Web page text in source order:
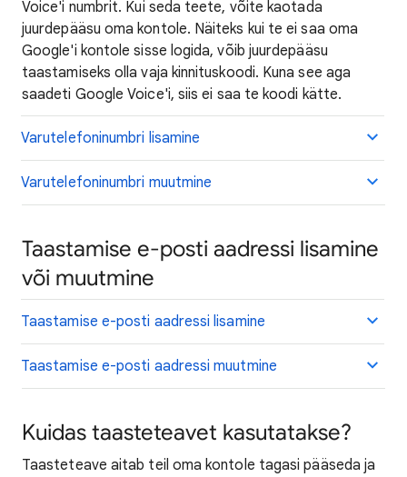
Voice'i numbrit. Kui seda teete, võite kaotada
juurdepääsu oma kontole. Näiteks kui te ei saa oma
Google'i kontole sisse logida, võib juurdepääsu
taastamiseks olla vaja kinnituskoodi. Kuna see aga
saadeti Google Voice'i, siis ei saa te koodi kätte.
Varutelefoninumbri lisamine
Varutelefoninumbri muutmine
Taastamise e-posti aadressi lisamine
või muutmine
Taastamise e-posti aadressi lisamine
Taastamise e-posti aadressi muutmine
Kuidas taasteteavet kasutatakse?
Taasteteave aitab teil oma kontole tagasi pääseda ja